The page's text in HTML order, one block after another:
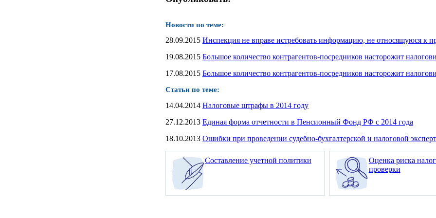
Новости по теме:
28.09.2015 Инспекция не вправе истребовать информацию, не относящуюся к
19.08.2015 Большое количество контрагентов-посредников насторожит
17.08.2015 Большое количество контрагентов-посредников насторожит
Статьи по теме:
14.04.2014 Налоговые штрафы в 2014 году
27.12.2013 Единая форма отчетности в Пенсионный Фонд РФ с 2014 года
18.10.2013 Ошибки при проведении судебно-бухгалтерской и налоговой
Составление учетной политики
Оценка риска
проверки